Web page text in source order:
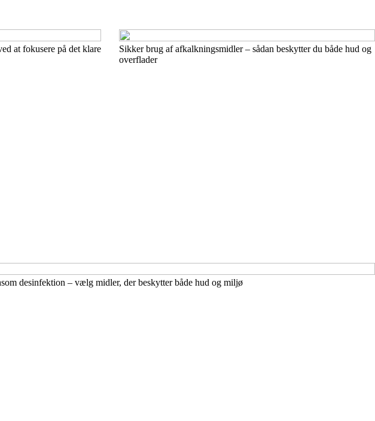
at fokusere på det klare
Sikker brug af afkalkningsmidler – sådan beskytter du både hud og
overflader
desinfektion – vælg midler, der beskytter både hud og miljø